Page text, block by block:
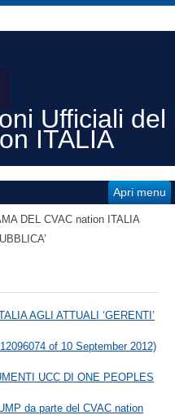
Ufficiali del
ITALIA
Apri menu
DEL CVAC nation ITALIA
AGLI ATTUALI ‘GERENTI’
of 10 September 2012)
UCC DI ONE PEOPLES
da parte del CVAC nation